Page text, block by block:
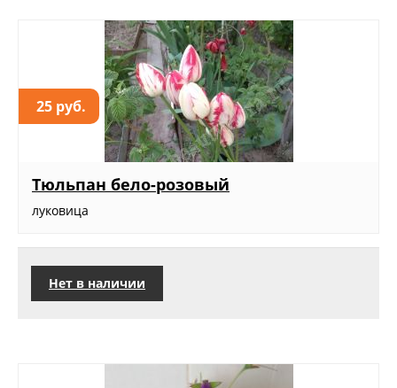
25 руб.
Тюльпан бело-розовый
луковица
Нет в наличии